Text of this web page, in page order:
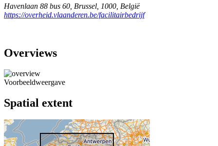
Havenlaan 88 bus 60 Brussel 1000 België
https://overheid.vlaanderen.be/facilitairbedrijf
Overviews
Voorbeeldweergave
Spatial extent